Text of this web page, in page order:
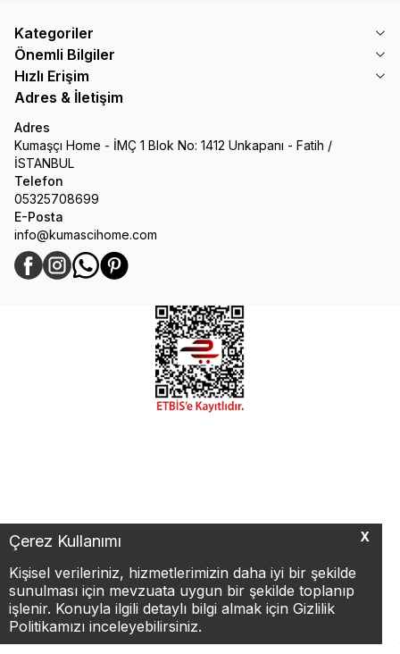
X
Çerez Kullanımı
Kişisel verileriniz, hizmetlerimizin daha iyi bir şekilde
sunulması için mevzuata uygun bir şekilde toplanıp
işlenir. Konuyla ilgili detaylı bilgi almak için Gizlilik
Politikamızı inceleyebilirsiniz.
Kategoriler
Önemli Bilgiler
Hızlı Erişim
Adres & İletişim
Adres
Kumaşçı Home - İMÇ 1 Blok No: 1412 Unkapanı - Fatih /
İSTANBUL
Telefon
05325708699
E-Posta
info@kumascihome.com
Facebook
InstagramWhatsApp
Pinterest